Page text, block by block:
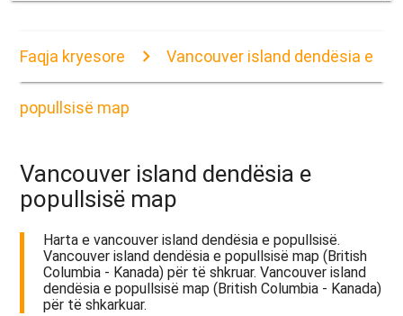
Faqja kryesore Vancouver island dendësia e
popullsisë map
Vancouver island dendësia e
popullsisë map
Harta e vancouver island dendësia e popullsisë.
Vancouver island dendësia e popullsisë map (British
Columbia - Kanada) për të shkruar. Vancouver island
dendësia e popullsisë map (British Columbia - Kanada)
për të shkarkuar.